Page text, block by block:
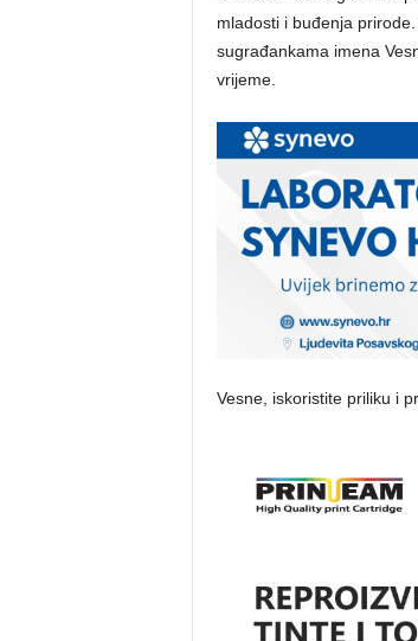
mladosti i buđenja
sugrađankama imena
vrijeme.
Vesne, iskoristite priliku i